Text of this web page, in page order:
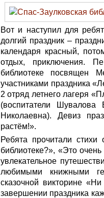
Вот и наступил для
долгий праздник –
календаря красный,
отдых, приключения.
библиотеке посвящен
участниками праздника
2 отряд летнего лагеря
(воспитатели
Николаевна). Девиз
растём!».
Ребята прочитали
библиотеке?», «Это
увлекательное
любимыми книжными
сказочной викторине
завершении праздника